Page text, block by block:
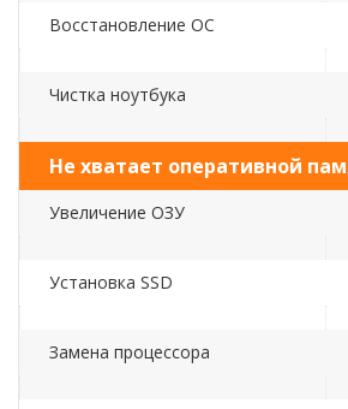
Восстановление ОС
Чистка ноутбука
Не хватает оперативной
Увеличение ОЗУ
Установка SSD
Замена процессора